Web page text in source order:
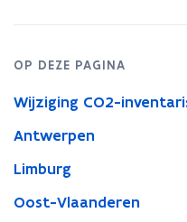
OP DEZE PAGINA
Wijziging CO2-
Antwerpen
Limburg
Oost-Vlaanderen